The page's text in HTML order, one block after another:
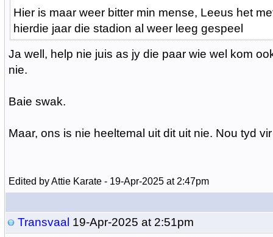
Hier is maar weer bitter min mense, Leeus het
hierdie jaar die stadion al weer leeg gespeel
Ja well, help nie juis as jy die paar wie wel kom
nie.
Baie swak.
Maar, ons is nie heeltemal uit dit uit nie. Nou tyd
Edited by Attie Karate - 19-Apr-2025 at 2:47pm
Transvaal 19-Apr-2025 at 2:51pm